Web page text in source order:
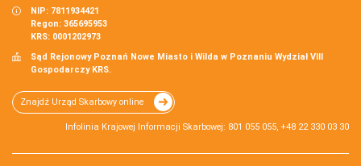
NIP: 7811934421
Regon: 365695953
KRS: 0001202973
Sąd Rejonowy Poznań Nowe Miasto i Wilda w Poznaniu Wydział VIII
Gospodarczy KRS.
Znajdź Urząd Skarbowy online
Infolinia Krajowej Informacji Skarbowej: 801 055 055, +48 22 330 03 30